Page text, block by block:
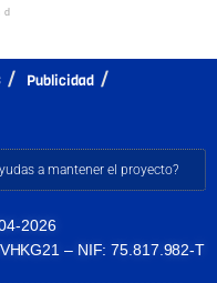
Publicidad
a mantener el proyecto?
2026
– NIF: 75.817.982-T